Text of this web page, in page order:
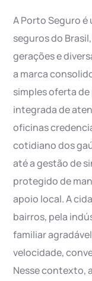
A Porto Seguro é
seguros do
gerações e
a marca
simples oferta
integrada de
oficinas
cotidiano dos
até a gestão de
protegido de
apoio local. A
bairros, pela
familiar
velocidade,
Nesse contexto,